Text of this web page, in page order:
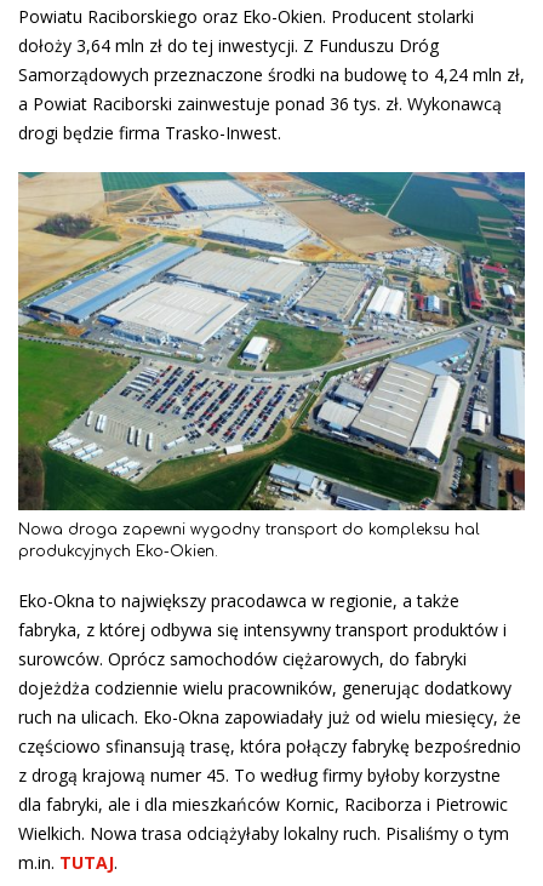
Powiatu Raciborskiego oraz Eko-Okien. Producent stolarki
dołoży 3,64 mln zł do tej inwestycji. Z Funduszu Dróg
Samorządowych przeznaczone środki na budowę to 4,24 mln zł,
a Powiat Raciborski zainwestuje ponad 36 tys. zł. Wykonawcą
drogi będzie firma Trasko-Inwest.
Nowa droga zapewni wygodny transport do kompleksu hal
produkcyjnych Eko-Okien.
Eko-Okna to największy pracodawca w regionie, a także
fabryka, z której odbywa się intensywny transport produktów i
surowców. Oprócz samochodów ciężarowych, do fabryki
dojeżdża codziennie wielu pracowników, generując dodatkowy
ruch na ulicach. Eko-Okna zapowiadały już od wielu miesięcy, że
częściowo sfinansują trasę, która połączy fabrykę bezpośrednio
z drogą krajową numer 45. To według firmy byłoby korzystne
dla fabryki, ale i dla mieszkańców Kornic, Raciborza i Pietrowic
Wielkich. Nowa trasa odciążyłaby lokalny ruch. Pisaliśmy o tym
m.in. TUTAJ.